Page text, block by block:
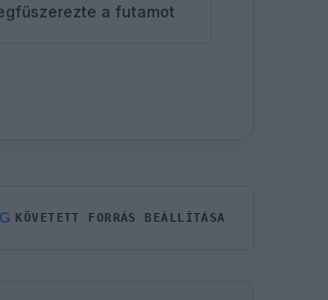
a futamot
G KÖVETETT FORRÁS BEÁLLÍTÁSA